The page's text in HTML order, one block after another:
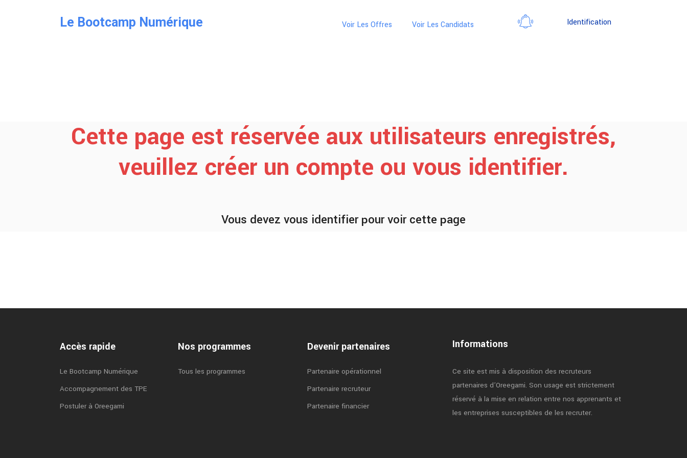
Le Bootcamp Numérique Voir Les Offres Voir Les Candidats Identification
Cette page est réservée aux utilisateurs enregistrés,
veuillez créer un compte ou vous identifier.
Vous devez vous identifier pour voir cette page
Accès rapide
Le Bootcamp Numérique
Accompagnement des TPE
Postuler à Oreegami
Nos programmes
Tous les programmes
Devenir partenaires
Partenaire opérationnel
Partenaire recruteur
Partenaire financier
Informations
Ce site est mis à disposition des recruteurs
partenaires d’Oreegami. Son usage est strictement
réservé à la mise en relation entre nos apprenants et
les entreprises susceptibles de les recruter.